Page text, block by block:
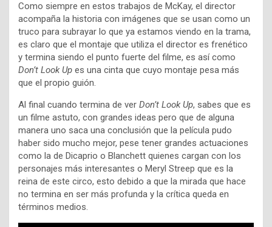
Como siempre en estos trabajos de McKay, el director
acompaña la historia con imágenes que se usan como un
truco para subrayar lo que ya estamos viendo en la trama,
es claro que el montaje que utiliza el director es frenético
y termina siendo el punto fuerte del filme, es así como
Don’t Look Up es una cinta que cuyo montaje pesa más
que el propio guión.
Al final cuando termina de ver Don’t Look Up, sabes que es
un filme astuto, con grandes ideas pero que de alguna
manera uno saca una conclusión que la película pudo
haber sido mucho mejor, pese tener grandes actuaciones
como la de Dicaprio o Blanchett quienes cargan con los
personajes más interesantes o Meryl Streep que es la
reina de este circo, esto debido a que la mirada que hace
no termina en ser más profunda y la crítica queda en
términos medios.